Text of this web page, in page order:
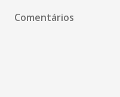
Comentários